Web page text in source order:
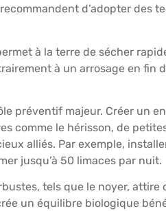
d’adopter des
à la terre de sécher
à un arrosage en
préventif majeur. Créer
comme le hérisson, de
alliés. Par exemple,
jusqu’à 50 limaces par nuit.
tels que le noyer,
un équilibre biologique